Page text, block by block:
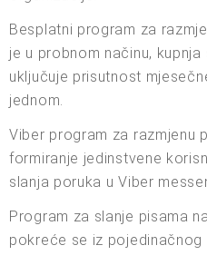
Besplatni program za
je u probnom načinu,
uključuje prisutnost
jednom.
Viber program za razmjenu
formiranje jedinstvene
slanja poruka u Viber
Program za slanje pisama
pokreće se iz pojedinačnog